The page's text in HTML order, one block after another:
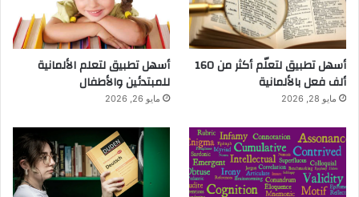
أسهل تطبيق لتعلّم أكثر من 160
ألف فعل بالألمانية
مايو 28, 2026
أسهل تطبيق لتعلم الألمانية
للمبتدئين والأطفال
مايو 26, 2026